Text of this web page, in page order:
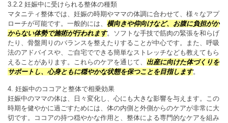
3.2.2 妊娠中に受けられる整体の種類
マタニティ整体では、妊娠の時期やママの体調に合わせて、様々なアプ
ローチが可能です。一般的には、 横向きや仰向けなど、お腹に負担がか
からない体勢で施術が行われます。ソフトな手技で筋肉の緊張を和らげ
たり、骨盤周りのバランスを整えたりすることが中心です。また、呼吸
法のアドバイスや、ご自宅でできる簡単なストレッチなども教えてもら
えることがあります。これらのケアを通じて、 出産に向けた体づくりを
サポートし、心身ともに穏やかな状態を保つことを目指します。
4. 妊娠中のココアと整体で相乗効果
妊娠中のママの体は、日々変化し、心にも大きな影響を与えます。この
時期を健やかに過ごすためには、体の内側と外側からのケアが非常に大
切です。ココアの持つ穏やかな作用と、整体による専門的なケアを組み